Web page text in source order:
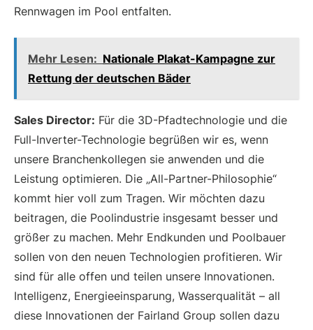
Rennwagen im Pool entfalten.
Mehr Lesen: Nationale Plakat-Kampagne zur
Rettung der deutschen Bäder
Sales Director: Für die 3D-Pfadtechnologie und die
Full-Inverter-Technologie begrüßen wir es, wenn
unsere Branchenkollegen sie anwenden und die
Leistung optimieren. Die „All-Partner-Philosophie“
kommt hier voll zum Tragen. Wir möchten dazu
beitragen, die Poolindustrie insgesamt besser und
größer zu machen. Mehr Endkunden und Poolbauer
sollen von den neuen Technologien profitieren. Wir
sind für alle offen und teilen unsere Innovationen.
Intelligenz, Energieeinsparung, Wasserqualität – all
diese Innovationen der Fairland Group sollen dazu